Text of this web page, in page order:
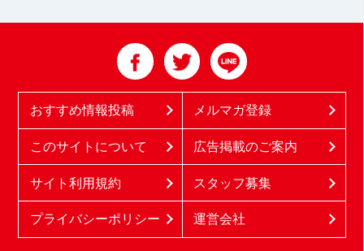
おすすめ情報投稿 メルマガ登録
このサイトについて 広告掲載のご案内
サイト利用規約 スタッフ募集
プライバシーポリシー 運営会社